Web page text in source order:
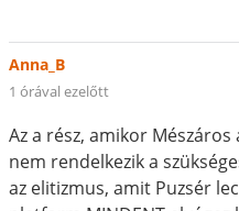
Anna_B
1 órával ezelőtt
Az a rész, amikor
nem rendelkezik a
az elitizmus, amit Puzsér